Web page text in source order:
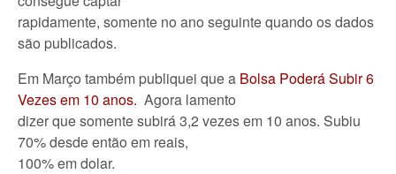
rapidamente, somente no ano seguinte quando os dados
são publicados.
Em Março também publiquei que a Bolsa Poderá Subir 6
Vezes em 10 anos. Agora lamento
dizer que somente subirá 3,2 vezes em 10 anos. Subiu
70% desde então em reais,
100% em dolar.